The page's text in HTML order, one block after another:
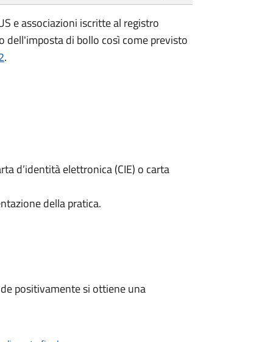
e associazioni iscritte al registro
dell'imposta di bollo così come previsto
.
d’identità elettronica (CIE) o carta
della pratica.
positivamente si ottiene una